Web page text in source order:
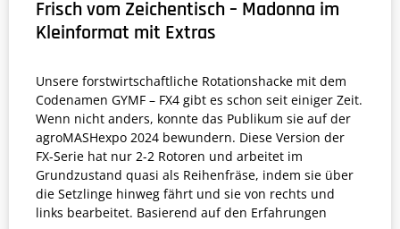
Frisch vom Zeichentisch – Madonna im
Kleinformat mit Extras
Unsere forstwirtschaftliche Rotationshacke mit dem
Codenamen GYMF – FX4 gibt es schon seit einiger Zeit.
Wenn nicht anders, konnte das Publikum sie auf der
agroMASHexpo 2024 bewundern. Diese Version der
FX-Serie hat nur 2-2 Rotoren und arbeitet im
Grundzustand quasi als Reihenfräse, indem sie über
die Setzlinge hinweg fährt und sie von rechts und
links bearbeitet. Basierend auf den Erfahrungen